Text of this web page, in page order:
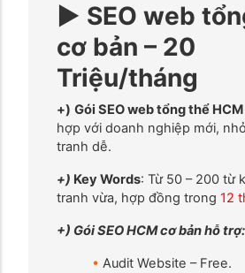
► SEO web
cơ bản – 20
Triệu/tháng
+) Gói SEO web tổng thể HCM
hợp với doanh nghiệp mới,
tranh dễ.
+) Key Words: Từ 50 – 200 từ
tranh vừa, hợp đồng trong12
+) Gói SEO HCM cơ bản hỗ trợ:
• Audit Website – Free.